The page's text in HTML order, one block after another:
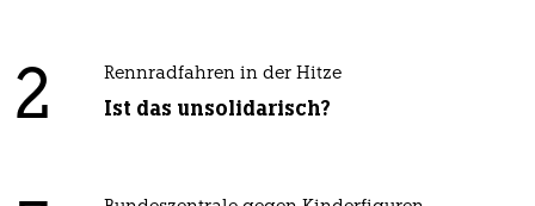
2 Rennradfahren in der Hitze
Ist das unsolidarisch?